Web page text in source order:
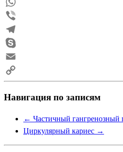
Pinterest
WhatsApp
Viber
Telegram
Skype
Email
Copy
Link
Навигация по записям
← Частичный гангренозный
Циркулярный кариес →